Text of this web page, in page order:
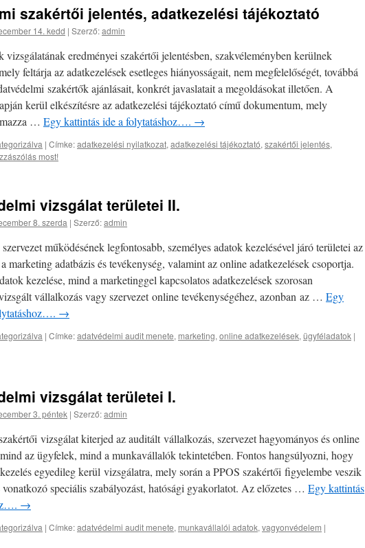
szakértői jelentés, adatkezelési tájékoztató
14. kedd | Szerző:admin
vizsgálatának eredményei szakértői jelentésben, szakvéleményben kerülnek
feltárja az adatkezelések esetleges hiányosságait, nem megfelelőségét, továbbá
szakértők ajánlásait, konkrét javaslatait a megoldásokat illetően. A
kerül elkészítésre az adatkezelési tájékoztató című dokumentum, mely
… Egy kattintás ide a folytatáshoz…. →
| Címke:adatkezelési nyilatkozat, adatkezelési tájékoztató, szakértői jelentés,
most!
vizsgálat területei II.
8. szerda | Szerző:admin
működésének legfontosabb, személyes adatok kezelésével járó területei az
marketing adatbázis és tevékenység, valamint az online adatkezelések csoportja.
kezelése, mind a marketinggel kapcsolatos adatkezelések szorosan
vállalkozás vagy szervezet online tevékenységéhez, azonban az … Egy
→
| Címke:adatvédelmi audit menete, marketing, online adatkezelések, ügyféladatok |
vizsgálat területei I.
3. péntek | Szerző:admin
vizsgálat kiterjed az auditált vállalkozás, szervezet hagyományos és online
az ügyfelek, mind a munkavállalók tekintetében. Fontos hangsúlyozni, hogy
egyedileg kerül vizsgálatra, mely során a PPOS szakértői figyelembe veszik
vonatkozó speciális szabályozást, hatósági gyakorlatot. Az előzetes … Egy kattintás
→
| Címke:adatvédelmi audit menete, munkavállalói adatok, vagyonvédelem |